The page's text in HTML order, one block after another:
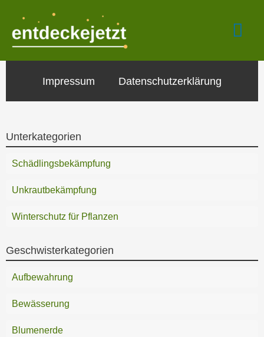
springen
Unterkategorien
Schädlingsbekämpfung
Unkrautbekämpfung
Winterschutz für Pflanzen
Geschwisterkategorien
Aufbewahrung
Bewässerung
Blumenerde
Impressum Datenschutzerklärung